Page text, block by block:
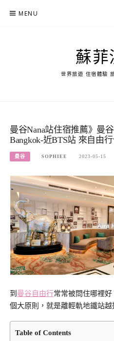
MENU
蘇菲
世界旅遊 住宿體驗
曼谷Nana站住宿推薦》曼
Bangkok-近BTS站 來自由
曼谷 SOPHIEE 2023-05-15
到 曼谷自由行常常被問住哪裡
個大原則，就是離輕軌地鐵站越
Table of Contents